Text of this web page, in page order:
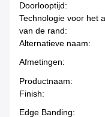
Doorlooptijd:
Technologie voor het
van de rand:
Alternatieve naam:
Afmetingen:
Productnaam:
Finish:
Edge Banding: